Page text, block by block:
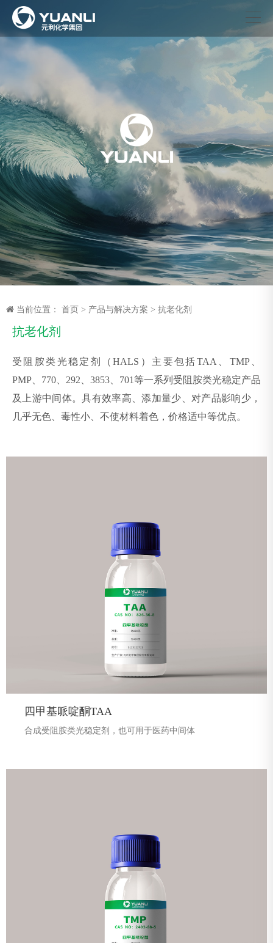
当前位置： 首页 > 产品与解决方案 > 抗老化剂
抗老化剂
受阻胺类光稳定剂（HALS）主要包括TAA、TMP、
PMP、770、292、3853、701等一系列受阻胺类光稳定产品
及上游中间体。具有效率高、添加量少、对产品影响少，
几乎无色、毒性小、不使材料着色，价格适中等优点。
四甲基哌啶酮TAA
合成受阻胺类光稳定剂，也可用于医药中间体